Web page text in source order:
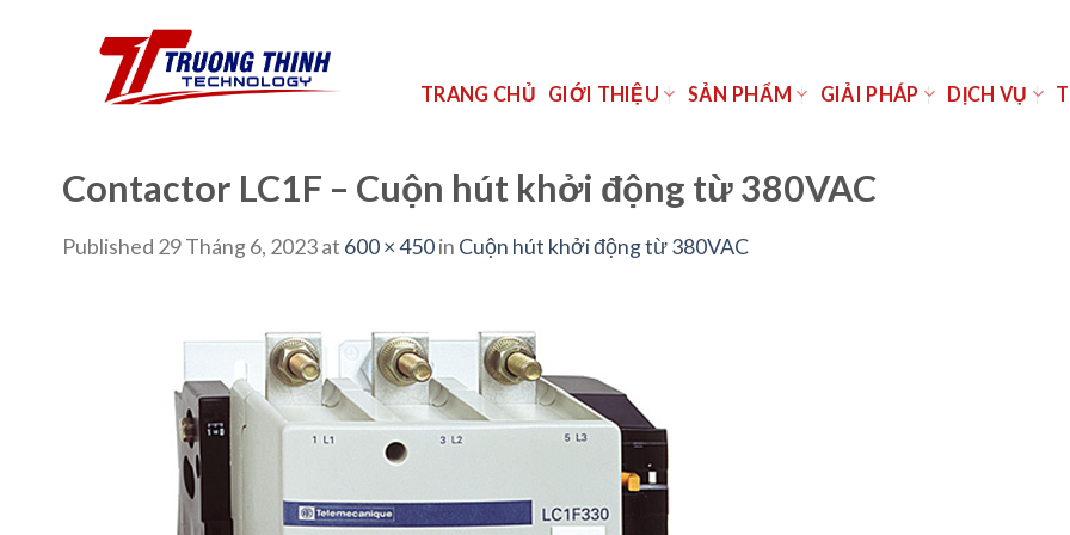
TRANG CHỦ GIỚI THIỆU SẢN PHẨM GIẢI PHÁP DỊCH VỤ
Contactor LC1F – Cuộn hút khởi động từ 380VAC
Published 29 Tháng 6, 2023at 600 × 450in Cuộn hút khởi động từ 380VAC